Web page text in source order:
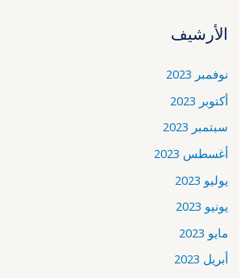
الأرشيف
نوفمبر 2023
أكتوبر 2023
سبتمبر 2023
أغسطس 2023
يوليو 2023
يونيو 2023
مايو 2023
أبريل 2023